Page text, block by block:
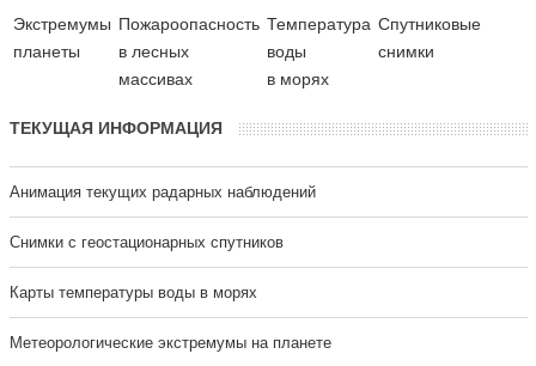
Экстремумы
планеты
Пожароопасность
в лесных
массивах
Температура
воды
в морях
Cпутниковые
снимки
ТЕКУЩАЯ ИНФОРМАЦИЯ
Анимация текущих радарных наблюдений
Cнимки с геостационарных спутников
Карты температуры воды в морях
Метеорологические экстремумы на планете